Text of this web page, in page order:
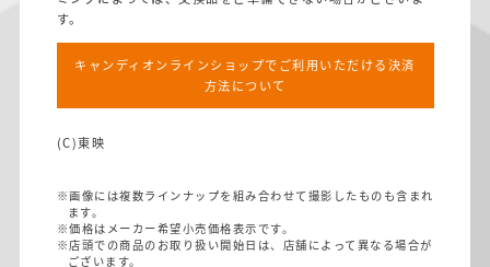
す。
キャンディオンラインショップでご利用いただける決済
方法について
(C)東映
※画像には複数ラインナップを組み合わせて撮影したものも含まれ
ます。
※価格はメーカー希望小売価格表示です。
※店頭での商品のお取り扱い開始日は、店舗によって異なる場合が
ございます。